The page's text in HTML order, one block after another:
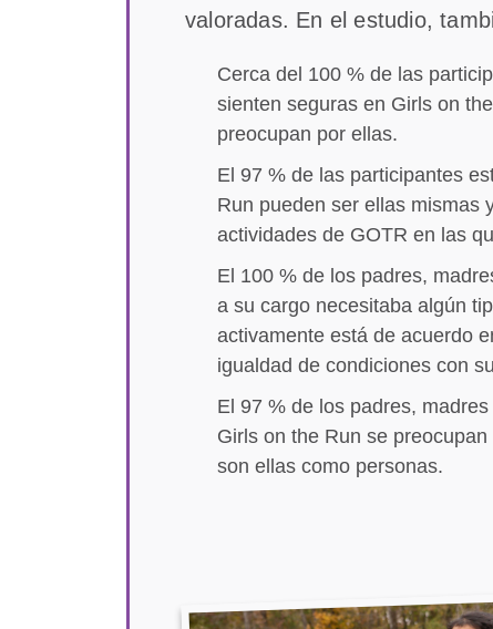
valoradas. En el estudio,
Cerca del 100 % de las
sienten seguras en Girls on
preocupan por ellas.
El 97 % de las participantes
Run pueden ser ellas mismas
actividades de GOTR en las
El 100 % de los padres,
a su cargo necesitaba algún
activamente está de acuerdo
igualdad de condiciones con
El 97 % de los padres,
Girls on the Run se
son ellas como personas.